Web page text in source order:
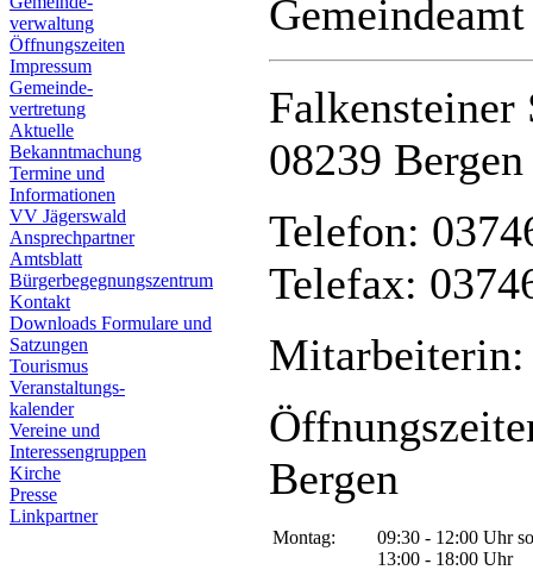
verwaltung
Öffnungszeiten
Impressum
Gemeinde-
vertretung
Aktuelle
Bekanntmachung
Termine und
Informationen
VV Jägerswald
Ansprechpartner
Amtsblatt
Bürgerbegegnungszentrum
Kontakt
Downloads Formulare und
Satzungen
Tourismus
Veranstaltungs-
kalender
Vereine und
Interessen­gruppen
Kirche
Presse
Linkpartner
Falkensteiner
08239 Bergen
Telefon:
Telefax:
Mitarbeiterin:
Bergen
Montag:
09:30 - 12:00 Uhr
13:00 - 18:00 Uhr